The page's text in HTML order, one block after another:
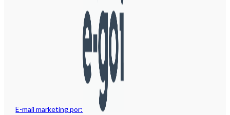
E-mail marketing por: